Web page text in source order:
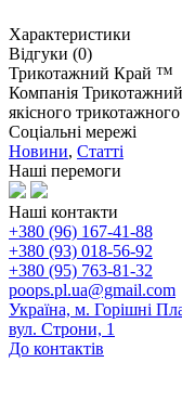
Характеристики
Відгуки (0)
Трикотажний Край ™
Компанія
якісного
Соціальні мережі
Новини, Статті
Наші перемоги
Наші контакти
+380 (96) 167-41-88
+380 (93) 018-56-92
+380 (95) 763-81-32
poops.pl.ua@gmail.com
Україна, м. Горішні
вул. Строни, 1
До контактів